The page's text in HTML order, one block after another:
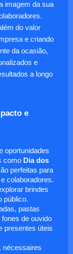
imagem da sua
do valor
e criando
da ocasião,
e
a longo
e
oportunidades
como Dia dos
perfeitas para
colaboradores.
brindes
público.
pastas
de ouvido
presentes úteis
nécessaires